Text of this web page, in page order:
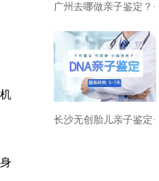
广州去哪做亲子鉴定？···
长沙无创胎儿亲子鉴定···